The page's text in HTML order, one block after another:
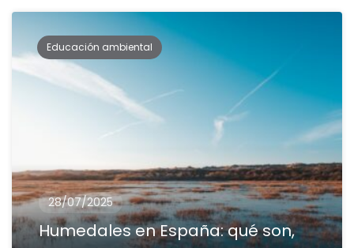
Educación ambiental
28/07/2025
Humedales en España: qué son,